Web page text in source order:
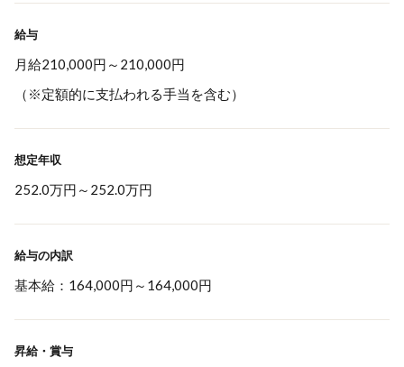
給与
月給210,000円～210,000円
（※定額的に支払われる手当を含む）
想定年収
252.0万円 ～ 252.0万円
給与の内訳
基本給：164,000円～164,000円
昇給・賞与